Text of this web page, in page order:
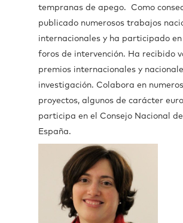
tempranas de apego. Como
publicado numerosos trabajos
internacionales y ha participado
foros de intervención. Ha recibido
premios internacionales y
investigación. Colabora en
proyectos, algunos de carácter
participa en el Consejo Nacional
España.